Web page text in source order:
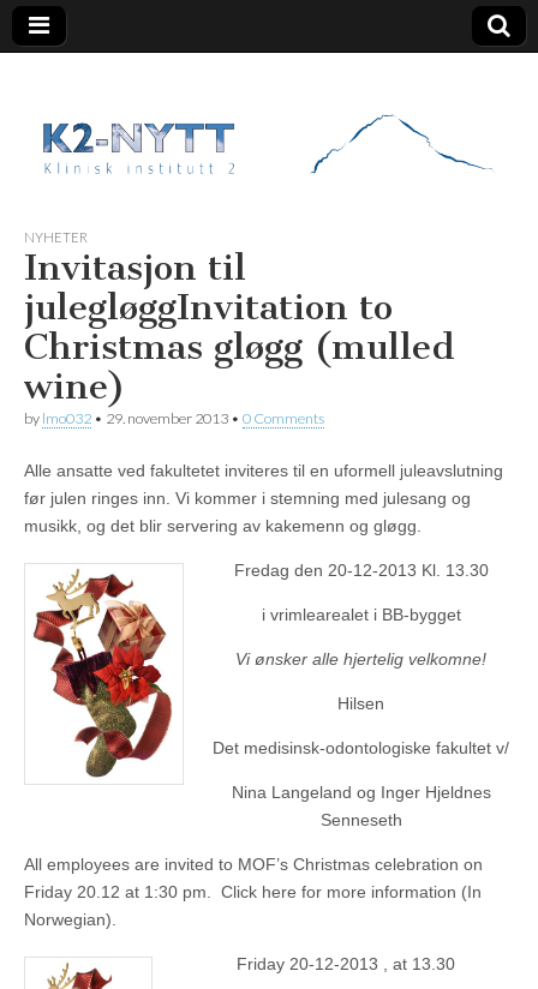
K2 Nytt
NYHETER
Invitasjon til
julegløggInvitation to
Christmas gløgg (mulled
wine)
by lmo032 • 29. november 2013 • 0 Comments
Alle ansatte ved fakultetet inviteres til en uformell juleavslutning
før julen ringes inn. Vi kommer i stemning med julesang og
musikk, og det blir servering av kakemenn og gløgg.
Fredag den 20-12-2013 Kl. 13.30
i vrimlearealet i BB-bygget
Vi ønsker alle hjertelig velkomne!
Hilsen
Det medisinsk-odontologiske fakultet v/
Nina Langeland og Inger Hjeldnes
Senneseth
All employees are invited to MOF’s Christmas celebration on
Friday 20.12 at 1:30 pm. Click here for more information (In
Norwegian).
Friday 20-12-2013 , at 13.30